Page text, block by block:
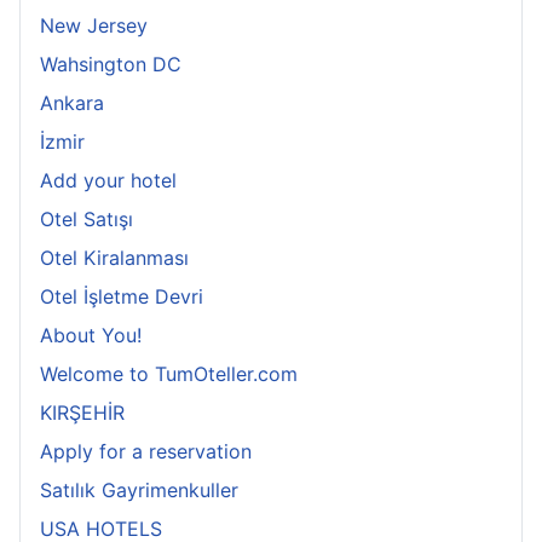
New Jersey
Wahsington DC
Ankara
İzmir
Add your hotel
Otel Satışı
Otel Kiralanması
Otel İşletme Devri
About You!
Welcome to TumOteller.com
KIRŞEHİR
Apply for a reservation
Satılık Gayrimenkuller
USA HOTELS